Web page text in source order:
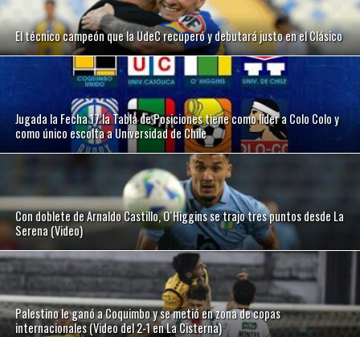
El técnico campeón que la UdeC recuperó y debutará justo en el Clásico
Jugada la Fecha 17 la Tabla de Posiciones tiene como líder a Colo Colo y
como único escolta a Universidad de Chile
Con doblete de Arnaldo Castillo, O´Higgins se trajo tres puntos desde La
Serena (Video)
Palestino le ganó a Coquimbo y se metió en zona de copas
internacionales (Video del 2-1 en La Cisterna)